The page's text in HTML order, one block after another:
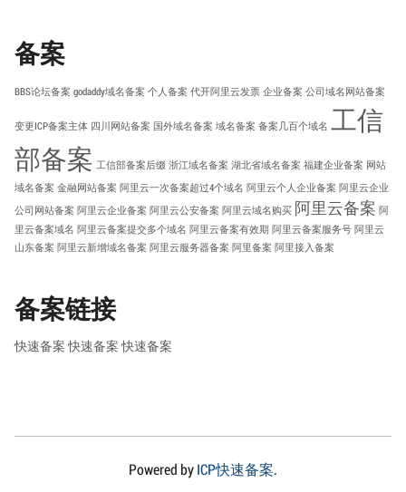
备案
BBS论坛备案 godaddy域名备案 个人备案 代开阿里云发票 企业备案 公司域名网站备案
变更ICP备案主体 四川网站备案 国外域名备案 域名备案 备案几百个域名 工信
部备案 工信部备案后缀 浙江域名备案 湖北省域名备案 福建企业备案 网站
域名备案 金融网站备案 阿里云一次备案超过4个域名 阿里云个人企业备案 阿里云企业
公司网站备案 阿里云企业备案 阿里云公安备案 阿里云域名购买 阿里云备案 阿
里云备案域名 阿里云备案提交多个域名 阿里云备案有效期 阿里云备案服务号 阿里云
山东备案 阿里云新增域名备案 阿里云服务器备案 阿里备案 阿里接入备案
备案链接
快速备案 快速备案 快速备案
Powered byICP快速备案.